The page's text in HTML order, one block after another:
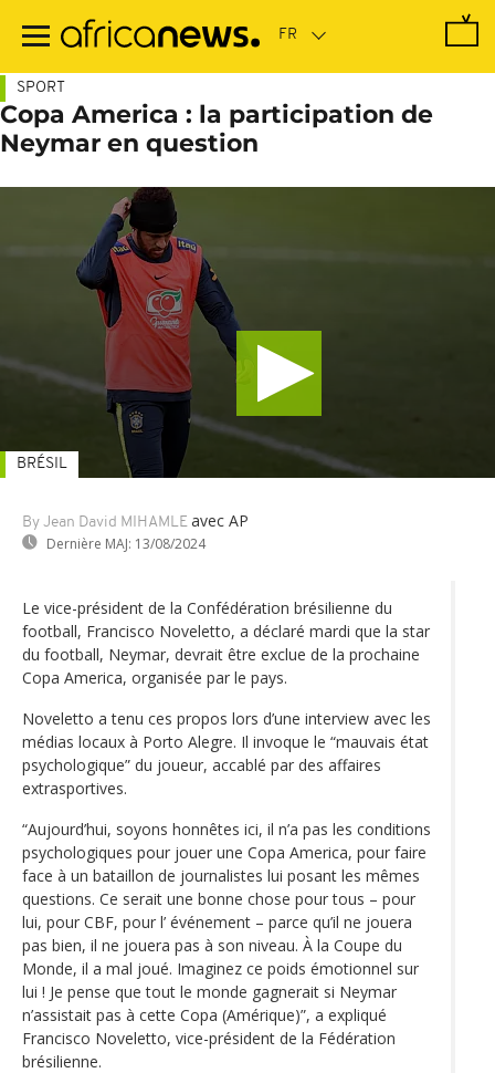
contenu
SPORT
Copa America : la participation de
Neymar en question
By Jean David MIHAMLE avec AP
Dernière MAJ: 13/08/2024
BRÉSIL
Le vice-président de la Confédération brésilienne du
football, Francisco Noveletto, a déclaré mardi que la star
du football, Neymar, devrait être exclue de la prochaine
Copa America, organisée par le pays.
Noveletto a tenu ces propos lors d’une interview avec les
médias locaux à Porto Alegre. Il invoque le “mauvais état
psychologique” du joueur, accablé par des affaires
extrasportives.
“Aujourd’hui, soyons honnêtes ici, il n’a pas les conditions
psychologiques pour jouer une Copa America, pour faire
face à un bataillon de journalistes lui posant les mêmes
questions. Ce serait une bonne chose pour tous – pour
lui, pour CBF, pour l’ événement – parce qu’il ne jouera
pas bien, il ne jouera pas à son niveau. À la Coupe du
Monde, il a mal joué. Imaginez ce poids émotionnel sur
lui ! Je pense que tout le monde gagnerait si Neymar
n’assistait pas à cette Copa (Amérique)”, a expliqué
Francisco Noveletto, vice-président de la Fédération
brésilienne.